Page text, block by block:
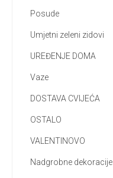
Posude
Umjetni zeleni zidovi
UREĐENJE DOMA
Vaze
DOSTAVA CVIJEĆA
OSTALO
VALENTINOVO
Nadgrobne dekoracije